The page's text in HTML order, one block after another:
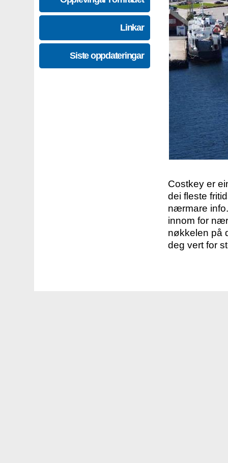
Linkar
Siste oppdateringar
Costkey er
dei fleste
nærmare
innom for
nøkkelen på
deg vert for